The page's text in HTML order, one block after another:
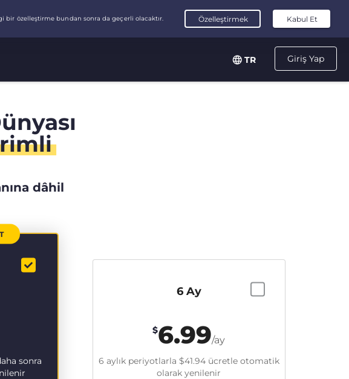
Giriş Yap
TR
dâhil
sonra
6 Ay
$6.99/ay
6 aylık periyotlarla $41.94ücretle otomatik
olarak yenilenir